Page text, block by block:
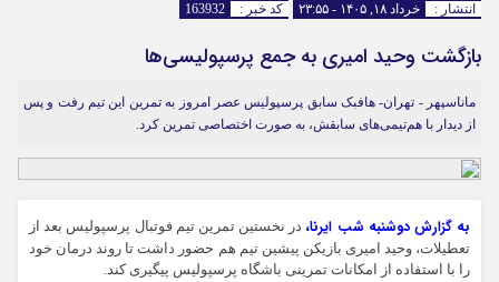
سروش
ایتا
آپارات رمز عبور
انتشار : خرداد ۱۸, ۱۴۰۵ - ۲۳:۵۵ کد خبر : 163932
بازگشت وحید امیری به جمع پرسپولیسی‌ها
ماناسپهر - تهران- هافبک سابق پرسپولیس عصر امروز به تمرین این تیم رفت و پس
از دیدار با هم‌تیمی‌های سابقش، به صورت اختصاصی تمرین کرد.
به گزارش دوشنبه شب ایرنا، در نخستین تمرین تیم فوتبال پرسپولیس بعد از
تعطیلات، وحید امیری بازیکن پیشین تیم هم حضور داشت تا روند درمان خود
را با استفاده از امکانات تمرینی باشگاه پرسپولیس پیگیری کند.